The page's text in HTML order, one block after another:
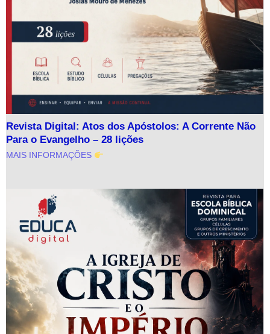
Revista Digital: Atos dos Apóstolos: A Corrente Não
Para o Evangelho – 28 lições
MAIS INFORMAÇÕES